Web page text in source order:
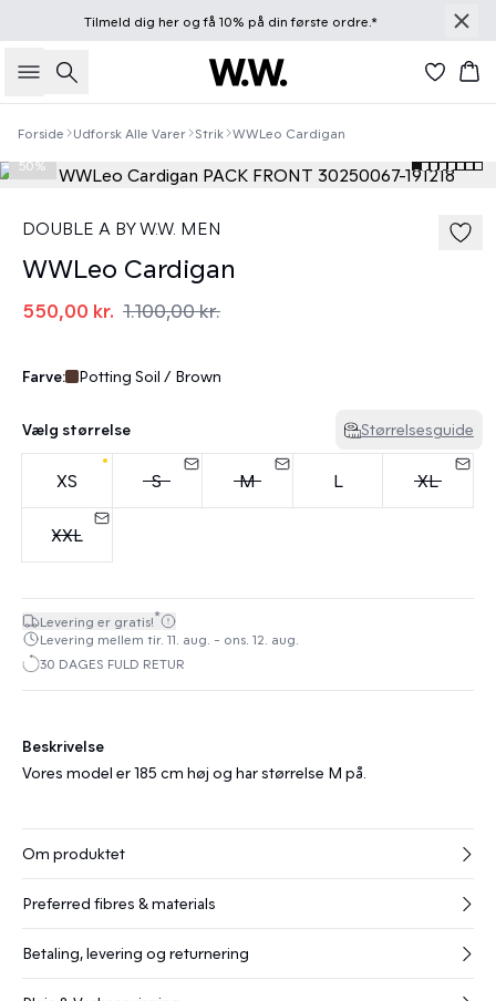
Tilmeld dig herog få 10% på din første ordre.*
Søg
Forside Udforsk Alle Varer Strik WWLeo Cardigan
50%
DOUBLE A BY W.W. MEN
WWLeo Cardigan
550,00 kr. 1.100,00 kr.
Farve: Potting Soil / Brown
Vælg størrelse Størrelsesguide
XS S M L XL
XXL
Levering er gratis!*
Levering mellem tir. 11. aug. - ons. 12. aug.
30 DAGES FULD RETUR
Beskrivelse
Vores model er 185 cm høj og har størrelse M på.
Om produktet
Preferred fibres & materials
Betaling, levering og returnering